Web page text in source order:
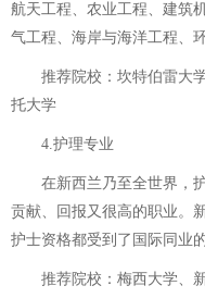
航天工程、农业工程、建筑
气工程、海岸与海洋工程、
推荐院校：坎特伯雷大学
托大学
4.护理专业
在新西兰乃至全世界，护
贡献、回报又很高的职业。
护士资格都受到了国际同业
推荐院校：梅西大学、新